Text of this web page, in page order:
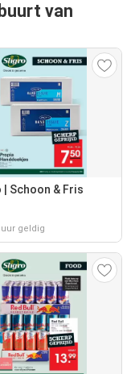
van
| Schoon & Fris
uur geldig